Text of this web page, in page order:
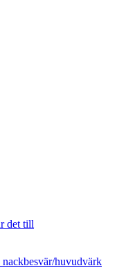
det till
huvudvärk